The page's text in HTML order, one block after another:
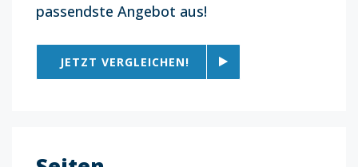
passendste Angebot aus!
JETZT VERGLEICHEN!